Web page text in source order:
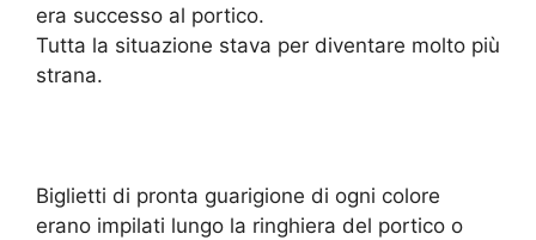
era successo al portico.
Tutta la situazione stava per diventare molto più
strana.
Biglietti di pronta guarigione di ogni colore
erano impilati lungo la ringhiera del portico o